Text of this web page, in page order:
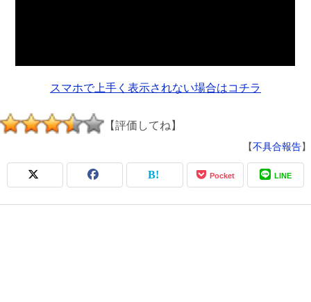
スマホで上手く表示されない場合はコチラ
【評価してね】
【不具合報告】
Pocket LINE